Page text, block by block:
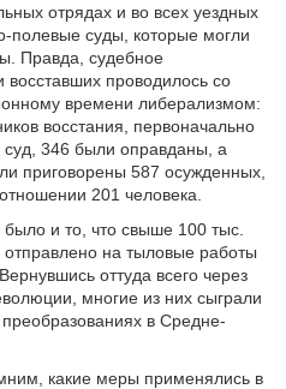
отрядах и во всех уездных
полевые суды, которые могли
Правда, судебное
восставших проводилось со
времени либерализмом:
восстания, первоначально
346 были оправданы, а
приговорены 587 осужденных,
201 человека.
и то, что свыше 100 тыс.
на тыловые работы
оттуда всего через
многие из них сыграли
в Средне-
какие меры применялись в